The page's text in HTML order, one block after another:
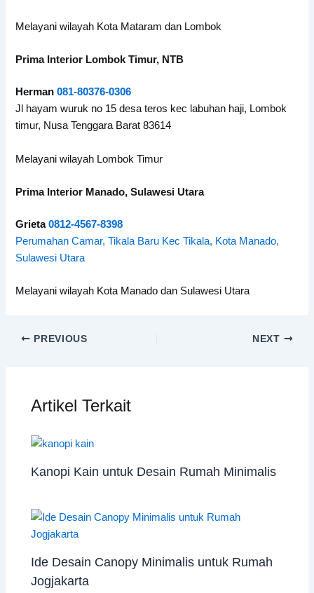
Melayani wilayah Kota Mataram dan Lombok
Prima Interior Lombok Timur, NTB
Herman081-80376-0306
Jl hayam wuruk no 15 desa teros kec labuhan haji, Lombok
timur, Nusa Tenggara Barat 83614
Melayani wilayah Lombok Timur
Prima Interior Manado, Sulawesi Utara
Grieta0812-4567-8398
Perumahan Camar, Tikala Baru Kec Tikala, Kota Manado,
Sulawesi Utara
Melayani wilayah Kota Manado dan Sulawesi Utara
PREVIOUS NEXT
Artikel Terkait
Kanopi Kain untuk Desain Rumah Minimalis
Ide Desain Canopy Minimalis untuk Rumah
Jogjakarta